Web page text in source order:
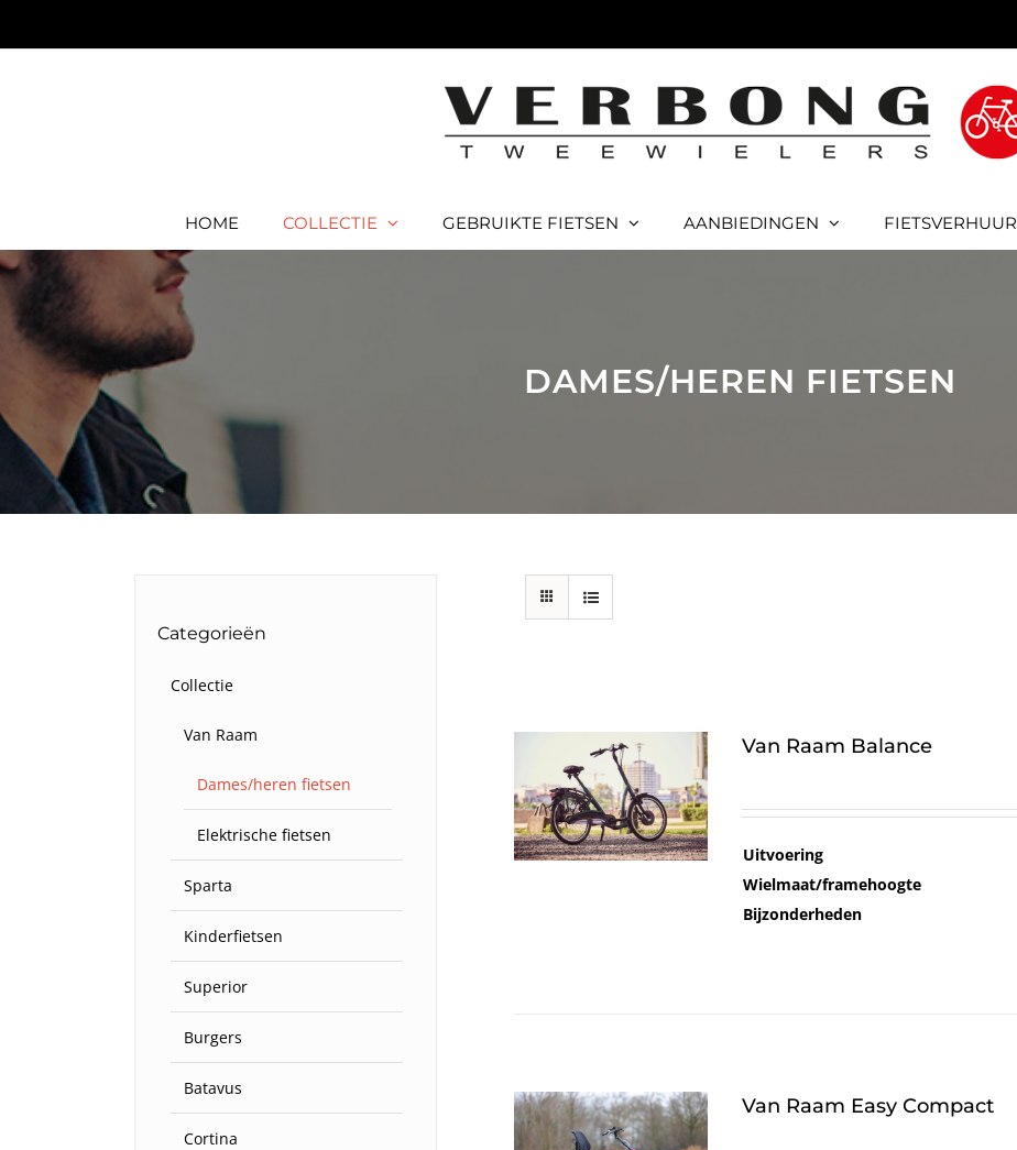
HOME COLLECTIE GEBRUIKTE FIETSEN AANBIEDINGEN FIETSVERHUUR
DAMES/HEREN FIETSEN
Van Raam Balance
Uitvoering
Wielmaat/framehoogte
Bijzonderheden
Van Raam Easy Compact
Categorieën
Collectie
Van Raam
Dames/heren fietsen
Elektrische fietsen
Sparta
Kinderfietsen
Superior
Burgers
Batavus
Cortina